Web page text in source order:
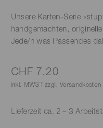
Unsere Karten-Serie
handgemachten,
Jede/n was Passendes
CHF 7.20
inkl. MWST zzgl. Versandkosten
Lieferzeit ca. 2 – 3